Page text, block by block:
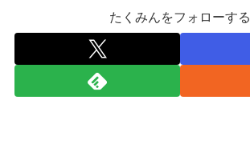
たくみんをフォローする